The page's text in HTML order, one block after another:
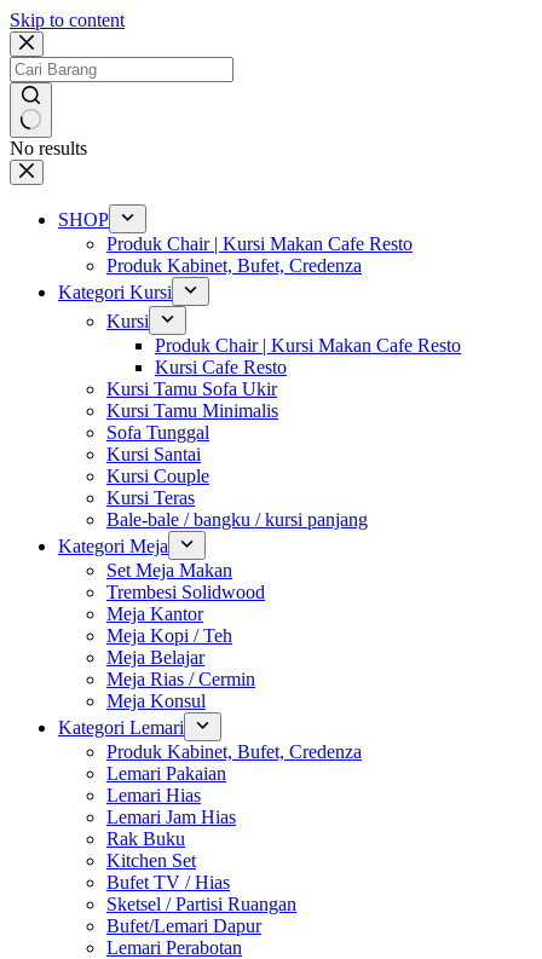
Skip to content
No results
SHOP
Produk Chair | Kursi Makan Cafe Resto
Produk Kabinet, Bufet, Credenza
Kategori Kursi
Kursi
Produk Chair | Kursi Makan Cafe Resto
Kursi Cafe Resto
Kursi Tamu Sofa Ukir
Kursi Tamu Minimalis
Sofa Tunggal
Kursi Santai
Kursi Couple
Kursi Teras
Bale-bale / bangku / kursi panjang
Kategori Meja
Set Meja Makan
Trembesi Solidwood
Meja Kantor
Meja Kopi / Teh
Meja Belajar
Meja Rias / Cermin
Meja Konsul
Kategori Lemari
Produk Kabinet, Bufet, Credenza
Lemari Pakaian
Lemari Hias
Lemari Jam Hias
Rak Buku
Kitchen Set
Bufet TV / Hias
Sketsel / Partisi Ruangan
Bufet/Lemari Dapur
Lemari Perabotan